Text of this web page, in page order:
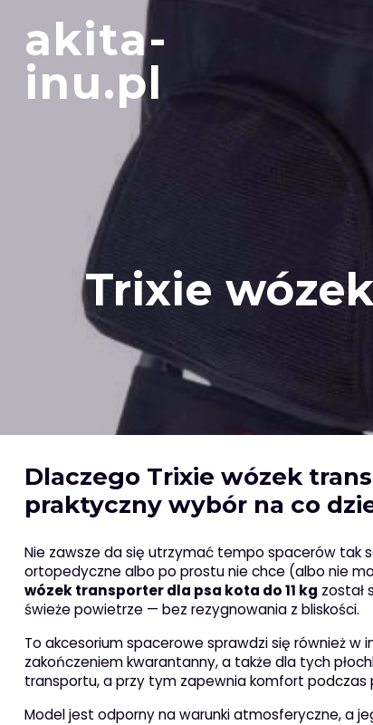
contentakita-
inu.pl
Trixie
Dlaczego Trixie wózek
praktyczny wybór na co
Nie zawsze da się utrzymać tempo spacerów tak
ortopedyczne albo po prostu nie chce (albo nie
wózek transporter dla psa kota do 11 kg został
świeże powietrze — bez rezygnowania z bliskości.
To akcesorium spacerowe sprawdzi się również w
zakończeniem kwarantanny, a także dla tych
transportu, a przy tym zapewnia komfort podczas
Model jest odporny na warunki atmosferyczne, a